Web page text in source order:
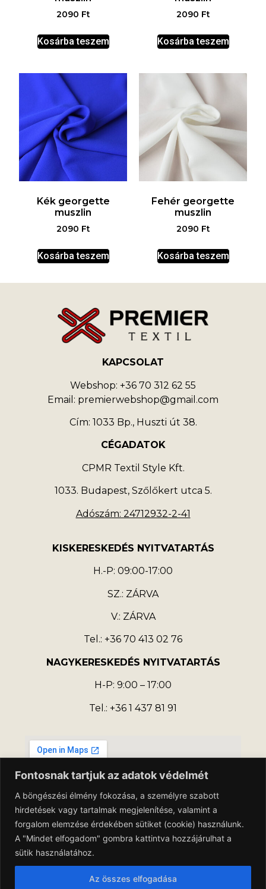
Fontosnak tartjuk az adatok védelmét
A böngészési élmény fokozása, a személyre szabott
hirdetések vagy tartalmak megjelenítése, valamint a
forgalom elemzése érdekében sütiket (cookie) használunk.
A "Mindet elfogadom" gombra kattintva hozzájárulhat a
sütik használatához.
Az összes elfogadása
2090 Ft
Kosárba teszem
2090 Ft
Kosárba teszem
Kék georgette
muszlin
2090 Ft
Kosárba teszem
Fehér georgette
muszlin
2090 Ft
Kosárba teszem
KAPCSOLAT
Webshop: +36 70 312 62 55
Email: premierwebshop@gmail.com
Cím: 1033 Bp., Huszti út 38.
CÉGADATOK
CPMR Textil Style Kft.
1033. Budapest, Szőlőkert utca 5.
Adószám: 24712932-2-41
KISKERESKEDÉS NYITVATARTÁS
H.-P: 09:00-17:00
SZ.: ZÁRVA
V.: ZÁRVA
Tel.: +36 70 413 02 76
NAGYKERESKEDÉS NYITVATARTÁS
H-P: 9:00 – 17:00
Tel.: +36 1 437 81 91
Adatkezelési Tájékoztató